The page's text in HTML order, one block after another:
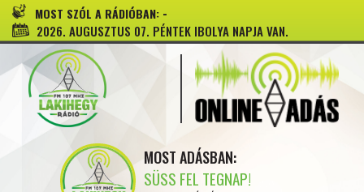
MOST SZÓL A RÁDIÓBAN: -
2026. AUGUSZTUS 07. PÉNTEK IBOLYA NAPJA VAN.
MOST ADÁSBAN:
SÜSS FEL TEGNAP!